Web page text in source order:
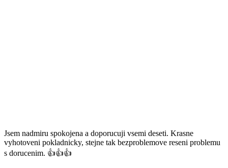
Jsem nadmiru spokojena a doporucuji vsemi deseti. Krasne
vyhotoveni pokladnicky, stejne tak bezproblemove reseni problemu
s dorucenim. 👍👍👍